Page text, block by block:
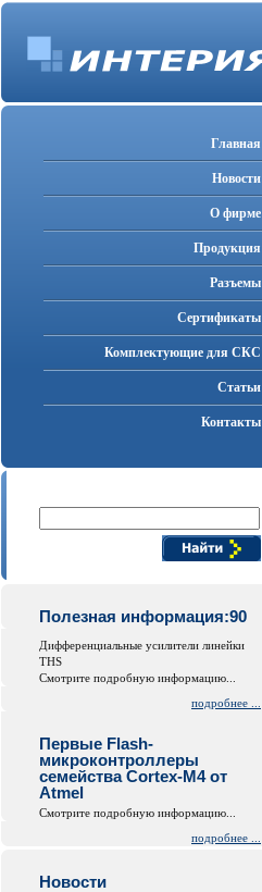
Главная
Новости
О фирме
Продукция
Разъемы
Cертификаты
Комплектующие для СКС
Статьи
Контакты
Полезная информация:90
Дифференциальные усилители линейки
THS
Смотрите подробную информацию...
подробнее ...
Первые Flash-
микроконтроллеры
семейства Cortex-M4 от
Atmel
Смотрите подробную информацию...
подробнее ...
Новости